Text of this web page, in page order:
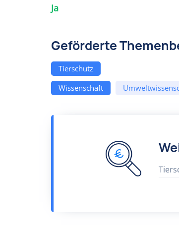
Ja
Geförderte
Tierschutz
Wissenschaft